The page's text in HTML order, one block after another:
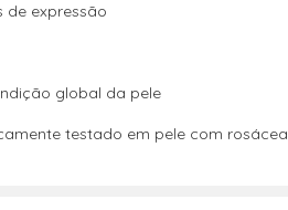
de expressão
global da pele
testado em pele com